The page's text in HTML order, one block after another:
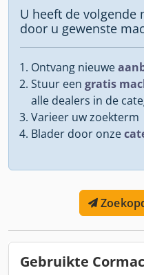
U heeft de volgende
door u gewenste
Ontvang nieuwe
Stuur een gratis
alle dealers in de
Varieer uw zoekterm
Blader door onze
Gebruikte